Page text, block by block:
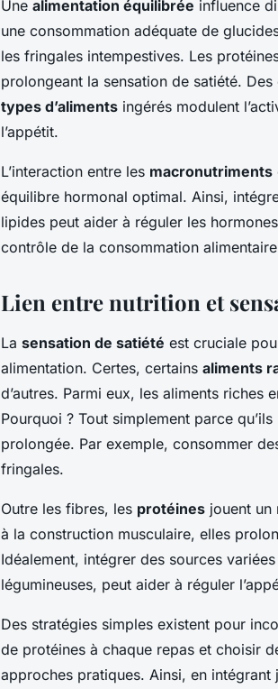
Une alimentation équilibrée influence
une consommation adéquate de
les fringales intempestives. Les
prolongeant la sensation de satiété.
types d’aliments ingérés modulent
l’appétit.
L’interaction entre les macronutriments
équilibre hormonal optimal. Ainsi,
lipides peut aider à réguler les
contrôle de la consommation
Lien entre nutrition et
La sensation de satiété est cruciale
alimentation. Certes, certains aliments
d’autres. Parmi eux, les aliments riches
Pourquoi ? Tout simplement parce
prolongée. Par exemple, consommer
fringales.
Outre les fibres, les protéines jouent un
à la construction musculaire, elles
Idéalement, intégrer des sources
légumineuses, peut aider à réguler
Des stratégies simples existent pour
de protéines à chaque repas et choisir
approches pratiques. Ainsi, en